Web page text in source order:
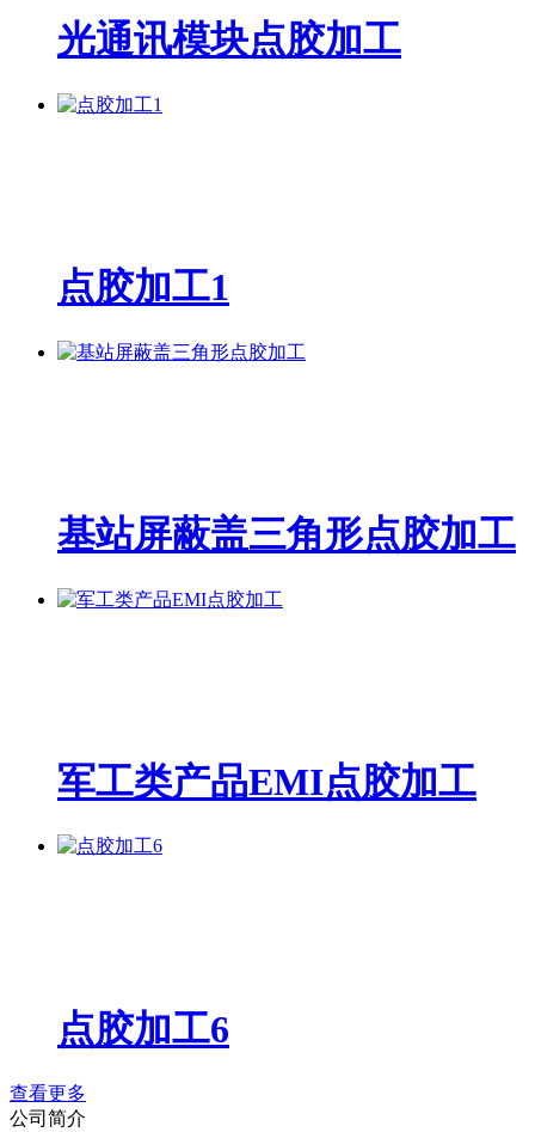
光通讯模块点胶加工
点胶加工1
基站屏蔽盖三角形点胶加工
军工类产品EMI点胶加工
点胶加工6
查看更多
公司简介